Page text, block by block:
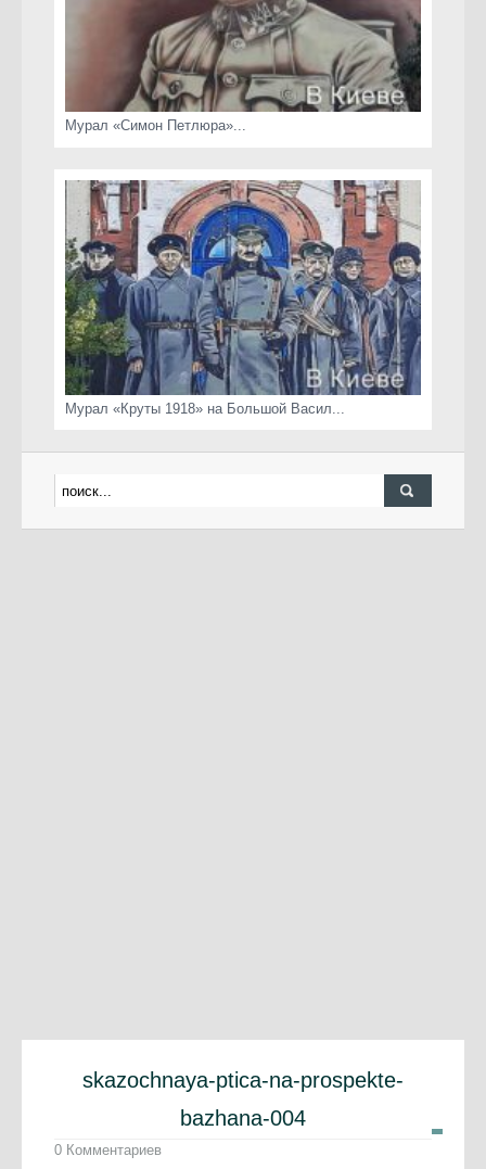
Мурал «Симон Петлюра»...
Мурал «Круты 1918» на Большой Васил...
skazochnaya-ptica-na-prospekte-
bazhana-004
0 Комментариев